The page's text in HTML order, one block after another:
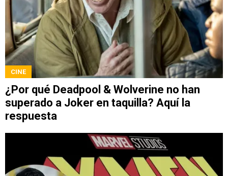
CINE
¿Por qué Deadpool & Wolverine no han
superado a Joker en taquilla? Aquí la
respuesta